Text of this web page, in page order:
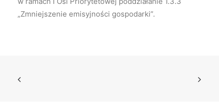
„Zmniejszenie emisyjności gospodarki”.